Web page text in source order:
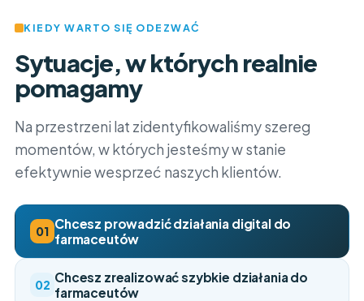
KIEDY WARTO SIĘ ODEZWAĆ
Sytuacje, w których realnie
pomagamy
Na przestrzeni lat zidentyfikowaliśmy szereg
momentów, w których jesteśmy w stanie
efektywnie wesprzeć naszych klientów.
01 Chcesz prowadzić działania digital do
farmaceutów
02 Chcesz zrealizować szybkie działania do
farmaceutów